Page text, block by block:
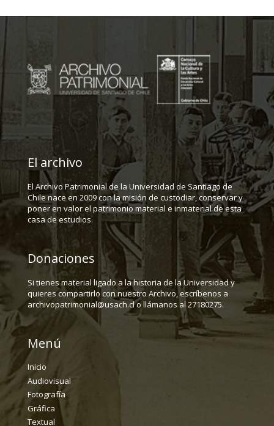
El archivo
El Archivo Patrimonial de la Universidad de Santiago de
Chile nace en 2009 con la misión de custodiar, conservar y
poner en valor el patrimonio material e inmaterial de esta
casa de estudios.
Donaciones
Si tienes material ligado a la historia de la Universidad y
quieres compartirlo con nuestro Archivo, escríbenos a
archivopatrimonial@usach.cl o llámanos al 27180275.
Menú
Inicio
Audiovisual
Fotografía
Gráfica
Textual